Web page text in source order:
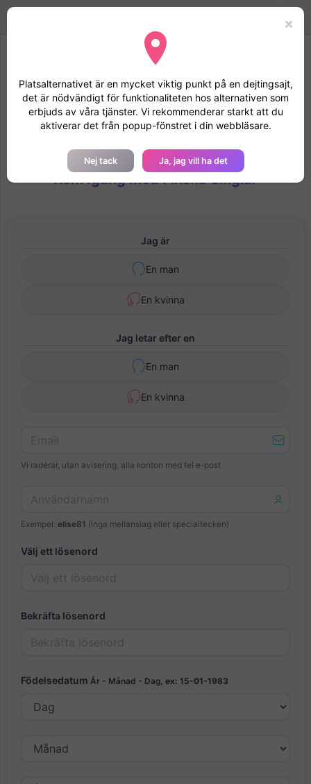
geolokaliseringen
Genom att acceptera att geolokaliseras kommer din fil att
studeras snabbare och din profil får förtroende för de andra
medlemmarna
Skapa Gratis Konto på suomentreffit.com -
Kom Igång med Finska Singlar
Jag är
En man
En kvinna
Jag letar efter en
En man
En kvinna
Vi raderar, utan avisering, alla konton med fel e-post
Exempel: elise81 (inga mellanslag eller specialtecken)
Välj ett lösenord
Bekräfta lösenord
Födelsedatum År - Månad - Dag, ex: 15-01-1983
×
Platsalternativet är en mycket viktig punkt på en dejtingsajt,
det är nödvändigt för funktionaliteten hos alternativen som
erbjuds av våra tjänster. Vi rekommenderar starkt att du
aktiverar det från popup-fönstret i din webbläsare.
Nej tack Ja, jag vill ha det